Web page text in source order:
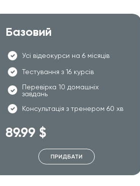
Базовий
Усі відеокурси на 6 місяців
Тестування з 16 курсів
Перевірка 10 домашніх
завдань
Консультація з тренером 60 хв
89.99 $
ПРИДБАТИ